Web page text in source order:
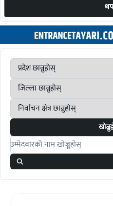
थप
Search candidates